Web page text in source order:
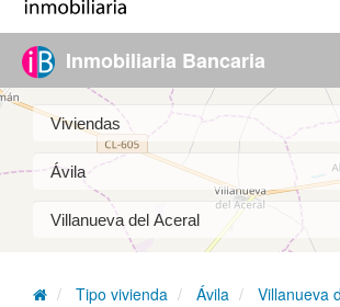
Inmobiliaria Bancaria
Tipo vivienda Ávila Villanueva